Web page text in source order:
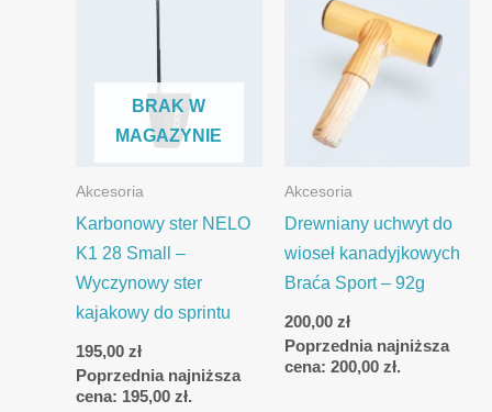
BRAK W
MAGAZYNIE
Akcesoria
Karbonowy ster NELO
K1 28 Small –
Wyczynowy ster
kajakowy do sprintu
195,00zł
Poprzednia najniższa
cena: 195,00zł.
Akcesoria
Drewniany uchwyt do
wioseł kanadyjkowych
Braća Sport – 92g
200,00 zł
Poprzednia najniższa
cena: 200,00 zł.